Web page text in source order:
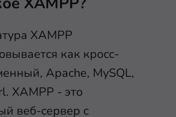
XAMPP
как кросс-
Apache, MySQL,
XAMPP - это
веб-сервер с